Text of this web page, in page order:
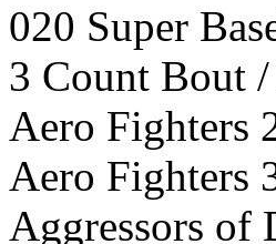
020 Super
3 Count Bout
Aero Fighters
Aero Fighters
Aggressors of